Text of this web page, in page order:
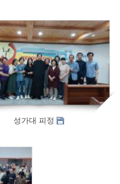
545
성가대 피정